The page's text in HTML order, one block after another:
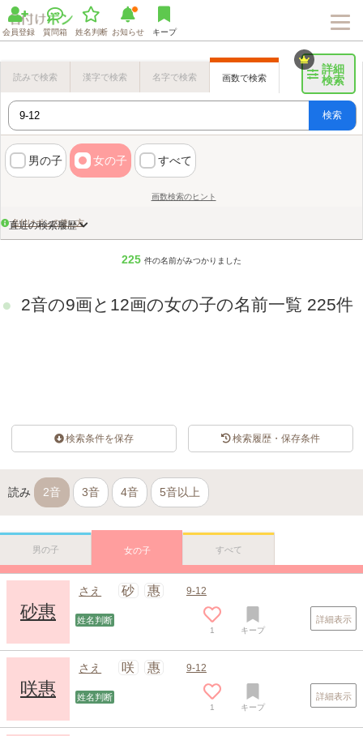
会員登録 質問箱 姓名判断 お知らせ キープ
詳細
検索
読みで検索 漢字で検索 名字で検索 画数で検索
検索
男の子 女の子 すべて
画数検索のヒント
名付けポンの使い方
直近の検索履歴
225 件の名前がみつかりました
2音の9画と12画の女の子の名前一覧 225件
検索条件を保存 検索履歴・保存条件
読み 2音 3音 4音 5音以上
男の子 女の子 すべて
砂惠
さえ 砂 惠 9-12
姓名判断
1 キープ
詳細表示
咲惠
さえ 咲 惠 9-12
姓名判断
1 キープ
詳細表示